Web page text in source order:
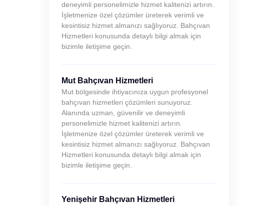
deneyimli personelimizle hizmet kalitenizi artırın.
İşletmenize özel çözümler üreterek verimli ve
kesintisiz hizmet almanızı sağlıyoruz. Bahçıvan
Hizmetleri konusunda detaylı bilgi almak için
bizimle iletişime geçin.
Mut Bahçıvan Hizmetleri
Mut bölgesinde ihtiyacınıza uygun profesyonel
bahçıvan hizmetleri çözümleri sunuyoruz.
Alanında uzman, güvenilir ve deneyimli
personelimizle hizmet kalitenizi artırın.
İşletmenize özel çözümler üreterek verimli ve
kesintisiz hizmet almanızı sağlıyoruz. Bahçıvan
Hizmetleri konusunda detaylı bilgi almak için
bizimle iletişime geçin.
Yenişehir Bahçıvan Hizmetleri